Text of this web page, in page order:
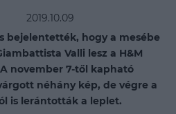
2019.10.09
bejelentették, hogy a mesébe
Valli lesz a H&M
november 7-től kapható
néhány kép, de végre a
is lerántották a leplet.